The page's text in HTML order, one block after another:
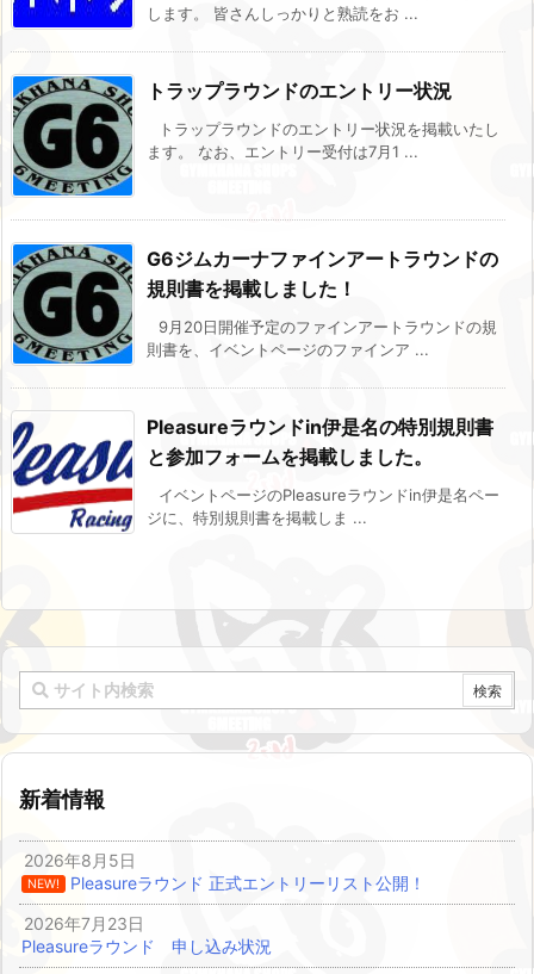
します。 皆さんしっかりと熟読をお ...
トラップラウンドのエントリー状況
トラップラウンドのエントリー状況を掲載いたし
ます。 なお、エントリー受付は7月1 ...
G6ジムカーナファインアートラウンドの
規則書を掲載しました！
9月20日開催予定のファインアートラウンドの規
則書を、イベントページのファインア ...
Pleasureラウンドin伊是名の特別規則書
と参加フォームを掲載しました。
イベントページのPleasureラウンドin伊是名ペー
ジに、特別規則書を掲載しま ...
新着情報
2026年8月5日
NEW!
Pleasureラウンド 正式エントリーリスト公開！
2026年7月23日
Pleasureラウンド 申し込み状況